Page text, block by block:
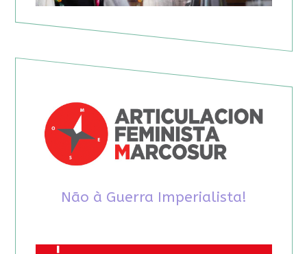
Não à Guerra Imperialista!